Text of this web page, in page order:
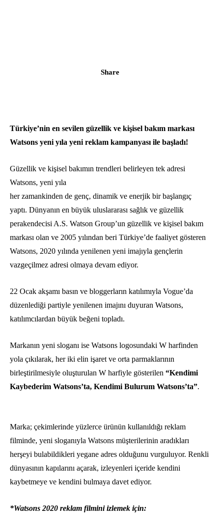
Share
Türkiye’nin en sevilen güzellik ve kişisel bakım markası
Watsons yeni yıla yeni reklam kampanyası ile başladı!
Güzellik ve kişisel bakımın trendleri belirleyen tek adresi
Watsons, yeni yıla
her zamankinden de genç, dinamik ve enerjik bir başlangıç
yaptı. Dünyanın en büyük uluslararası sağlık ve güzellik
perakendecisi A.S. Watson Group’un güzellik ve kişisel bakım
markası olan ve 2005 yılından beri Türkiye’de faaliyet gösteren
Watsons, 2020 yılında yenilenen yeni imajıyla gençlerin
vazgeçilmez adresi olmaya devam ediyor.
22 Ocak akşamı basın ve bloggerların katılımıyla Vogue’da
düzenlediği partiyle yenilenen imajını duyuran Watsons,
katılımcılardan büyük beğeni topladı.
Markanın yeni sloganı ise Watsons logosundaki W harfinden
yola çıkılarak, her iki elin işaret ve orta parmaklarının
birleştirilmesiyle oluşturulan W harfiyle gösterilen “Kendimi
Kaybederim Watsons’ta, Kendimi Bulurum Watsons’ta”.
Marka; çekimlerinde yüzlerce ürünün kullanıldığı reklam
filminde, yeni sloganıyla Watsons müşterilerinin aradıkları
herşeyi bulabildikleri yegane adres olduğunu vurguluyor. Renkli
dünyasının kapılarını açarak, izleyenleri içeride kendini
kaybetmeye ve kendini bulmaya davet ediyor.
*Watsons 2020 reklam filmini izlemek için: